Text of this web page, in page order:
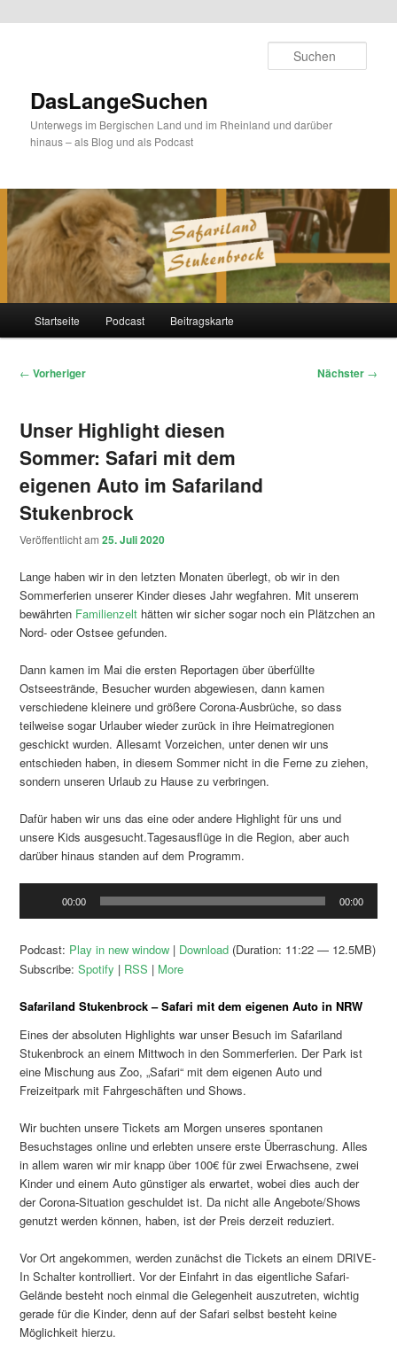
DasLangeSuchen
Unterwegs im Bergischen Land und im Rheinland und darüber
hinaus – als Blog und als Podcast
Startseite Podcast Beitragskarte
Beitragsnavigation
← Vorheriger Nächster →
Unser Highlight diesen
Sommer: Safari mit dem
eigenen Auto im Safariland
Stukenbrock
Veröffentlicht am25. Juli 2020
Lange haben wir in den letzten Monaten überlegt, ob wir in den
Sommerferien unserer Kinder dieses Jahr wegfahren. Mit unserem
bewährten Familienzelt hätten wir sicher sogar noch ein Plätzchen an
Nord- oder Ostsee gefunden.
Dann kamen im Mai die ersten Reportagen über überfüllte
Ostseestrände, Besucher wurden abgewiesen, dann kamen
verschiedene kleinere und größere Corona-Ausbrüche, so dass
teilweise sogar Urlauber wieder zurück in ihre Heimatregionen
geschickt wurden. Allesamt Vorzeichen, unter denen wir uns
entschieden haben, in diesem Sommer nicht in die Ferne zu ziehen,
sondern unseren Urlaub zu Hause zu verbringen.
Dafür haben wir uns das eine oder andere Highlight für uns und
unsere Kids ausgesucht.Tagesausflüge in die Region, aber auch
darüber hinaus standen auf dem Programm.
00:00 00:00
Podcast: Play in new window | Download (Duration: 11:22 — 12.5MB)
Subscribe:Spotify | RSS | More
Safariland Stukenbrock – Safari mit dem eigenen Auto in NRW
Eines der absoluten Highlights war unser Besuch im Safariland
Stukenbrock an einem Mittwoch in den Sommerferien. Der Park ist
eine Mischung aus Zoo, „Safari“ mit dem eigenen Auto und
Freizeitpark mit Fahrgeschäften und Shows.
Wir buchten unsere Tickets am Morgen unseres spontanen
Besuchstages online und erlebten unsere erste Überraschung. Alles
in allem waren wir mir knapp über 100€ für zwei Erwachsene, zwei
Kinder und einem Auto günstiger als erwartet, wobei dies auch der
der Corona-Situation geschuldet ist. Da nicht alle Angebote/Shows
genutzt werden können, haben, ist der Preis derzeit reduziert.
Vor Ort angekommen, werden zunächst die Tickets an einem DRIVE-
In Schalter kontrolliert. Vor der Einfahrt in das eigentliche Safari-
Gelände besteht noch einmal die Gelegenheit auszutreten, wichtig
gerade für die Kinder, denn auf der Safari selbst besteht keine
Möglichkeit hierzu.